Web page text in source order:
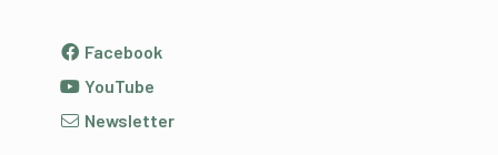
Facebook
YouTube
Newsletter